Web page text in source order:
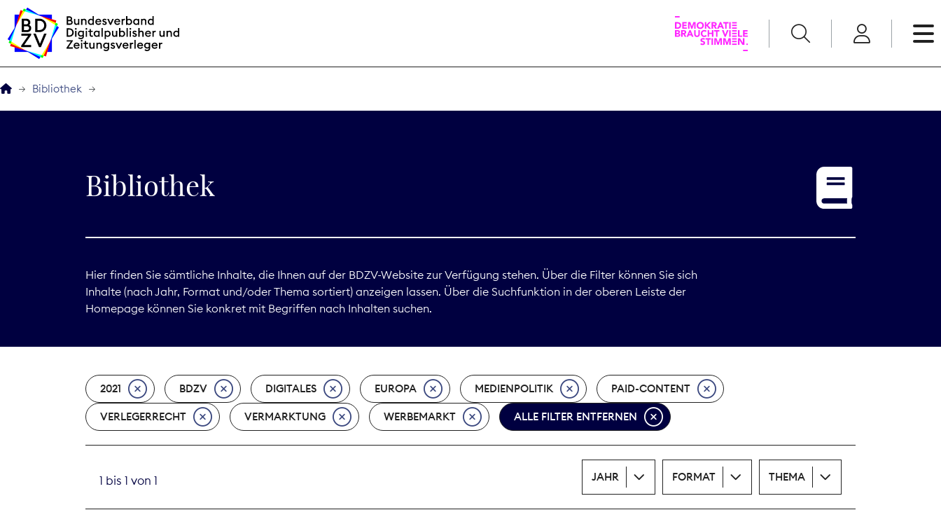
BDZVplus GmbH
Service
Print
Bibliothek
Bibliothek
Hier finden Sie sämtliche Inhalte, die Ihnen auf der BDZV-Website zur Verfügung stehen. Über die Filter können Sie sich
Inhalte (nach Jahr, Format und/oder Thema sortiert) anzeigen lassen. Über die Suchfunktion in der oberen Leiste der
Homepage können Sie konkret mit Begriffen nach Inhalten suchen.
2021 BDZV DIGITALES EUROPA MEDIENPOLITIK PAID-CONTENT
VERLEGERRECHT VERMARKTUNG WERBEMARKT ALLE FILTER ENTFERNEN
1 bis 1 von 1 JAHR FORMAT THEMA